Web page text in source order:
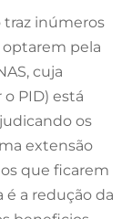
traz inúmeros
optarem pela
cuja
PID) está
os
extensão
que ficarem
é a redução da